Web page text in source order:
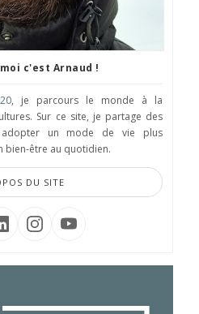
c'est Arnaud !
, je parcours le monde à la
Sur ce site, je partage des
un mode de vie plus
bien-être au quotidien.
DU SITE